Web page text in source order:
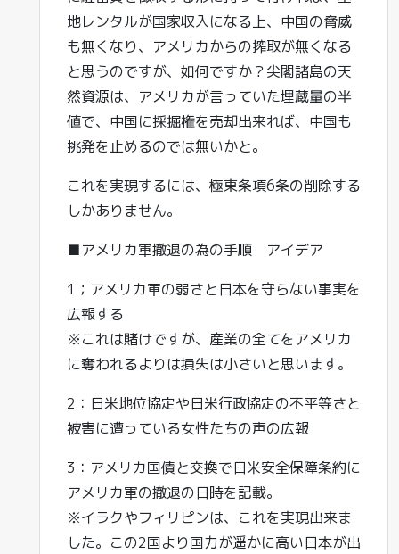
地レンタルが国家収入になる上、中国の脅威
も無くなり、アメリカからの搾取が無くなる
と思うのですが、如何ですか？尖閣諸島の天
然資源は、アメリカが言っていた埋蔵量の半
値で、中国に採掘権を売却出来れば、中国も
挑発を止めるのでは無いかと。
これを実現するには、極東条項6条の削除する
しかありません。
■アメリカ軍撤退の為の手順 アイデア
1；アメリカ軍の弱さと日本を守らない事実を
広報する
※これは賭けですが、産業の全てをアメリカ
に奪われるよりは損失は小さいと思います。
2：日米地位協定や日米行政協定の不平等さと
被害に遭っている女性たちの声の広報
3：アメリカ国債と交換で日米安全保障条約に
アメリカ軍の撤退の日時を記載。
※イラクやフィリピンは、これを実現出来ま
した。この2国より国力が遥かに高い日本が出